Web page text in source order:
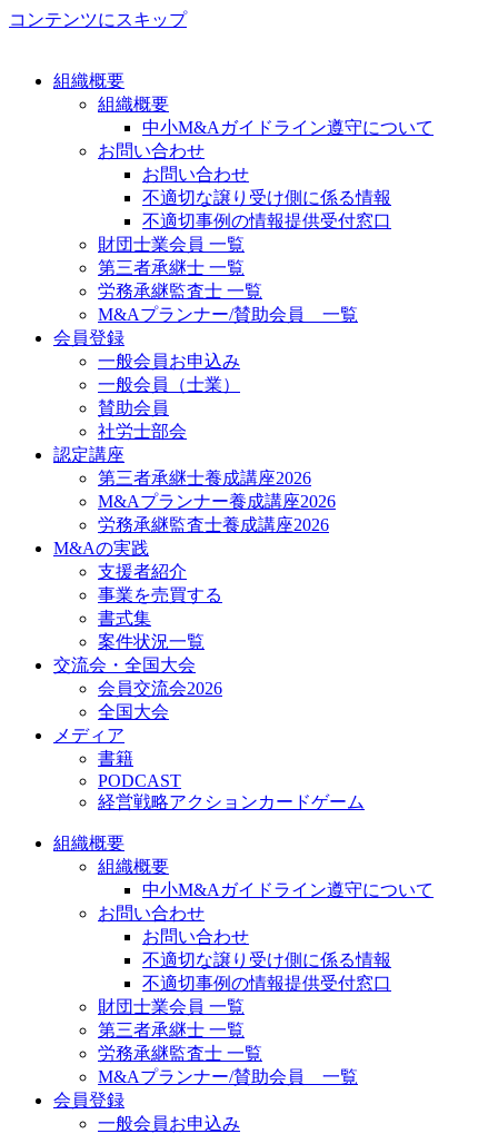
コンテンツにスキップ
組織概要
組織概要
中小M&Aガイドライン遵守について
お問い合わせ
お問い合わせ
不適切な譲り受け側に係る情報
不適切事例の情報提供受付窓口
財団士業会員 一覧
第三者承継士 一覧
労務承継監査士 一覧
M&Aプランナー/賛助会員 一覧
会員登録
一般会員お申込み
一般会員（士業）
賛助会員
社労士部会
認定講座
第三者承継士養成講座2026
M&Aプランナー養成講座2026
労務承継監査士養成講座2026
M&Aの実践
支援者紹介
事業を売買する
書式集
案件状況一覧
交流会・全国大会
会員交流会2026
全国大会
メディア
書籍
PODCAST
経営戦略アクションカードゲーム
組織概要
組織概要
中小M&Aガイドライン遵守について
お問い合わせ
お問い合わせ
不適切な譲り受け側に係る情報
不適切事例の情報提供受付窓口
財団士業会員 一覧
第三者承継士 一覧
労務承継監査士 一覧
M&Aプランナー/賛助会員 一覧
会員登録
一般会員お申込み